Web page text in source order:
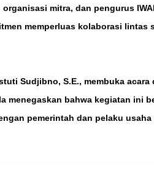
mitra, dan pengurus
memperluas kolaborasi
Sudjibno, S.E., membuka
menegaskan bahwa kegiatan ini
pemerintah dan pelaku